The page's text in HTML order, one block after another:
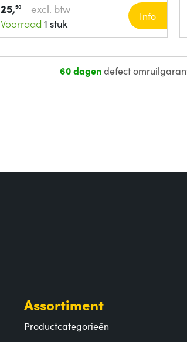
25,50
excl. btw
Voorraad 1 stuk
Info
60 dagendefect
Assortiment
Productcategorieën